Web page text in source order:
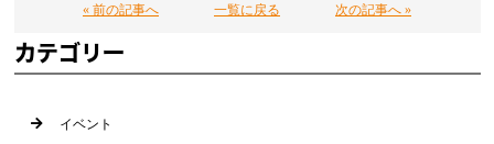
« 前の記事へ 一覧に戻る 次の記事へ »
カテゴリー
イベント